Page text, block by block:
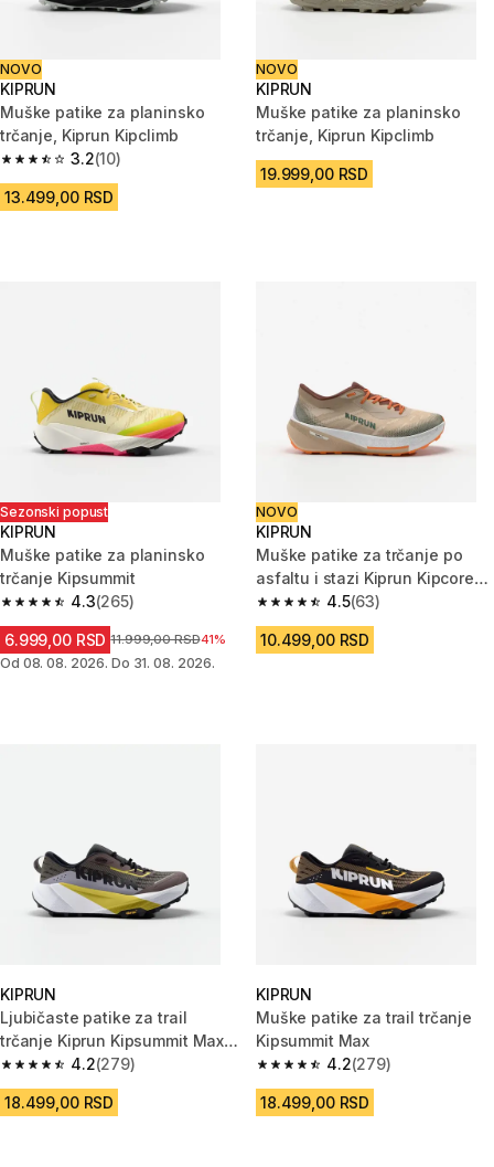
NOVO
KIPRUN
Muške patike za planinsko
trčanje, Kiprun Kipclimb
3.2
3.2 od 5 zvezdica from 10 Recenzije
(10)
13.499,00 RSD
NOVO
KIPRUN
Muške patike za planinsko
trčanje, Kiprun Kipclimb
19.999,00 RSD
Sezonski popust
KIPRUN
Muške patike za planinsko
trčanje Kipsummit
4.3
4.3 od 5 zvezdica from 265 Recenzije
(265)
6.999,00 RSD Cena pre sniženja
11.999,00 RSD41%
Od 08. 08. 2026. Do 31. 08. 2026.
NOVO
KIPRUN
Muške patike za trčanje po
asfaltu i stazi Kiprun Kipcore
Gravel
4.5
4.5 od 5 zvezdica from 63
(63)
10.499,00 RSD
KIPRUN
Ljubičaste patike za trail
trčanje Kiprun Kipsummit Max
muške
4.2
4.2 od 5 zvezdica from 279 Recenzije
(279)
18.499,00 RSD
KIPRUN
Muške patike za trail trčanje
Kipsummit Max
4.2
4.2 od 5 zvezdica from 279
(279)
18.499,00 RSD